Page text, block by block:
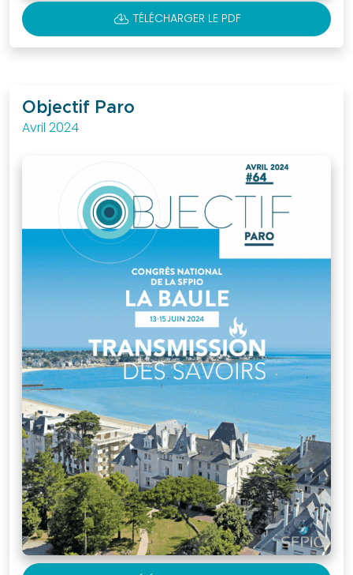
CLOUD_DOWNLOAD TÉLÉCHARGER LE PDF
Objectif Paro
Avril 2024